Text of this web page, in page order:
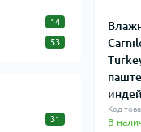
14
53
31
Код
В